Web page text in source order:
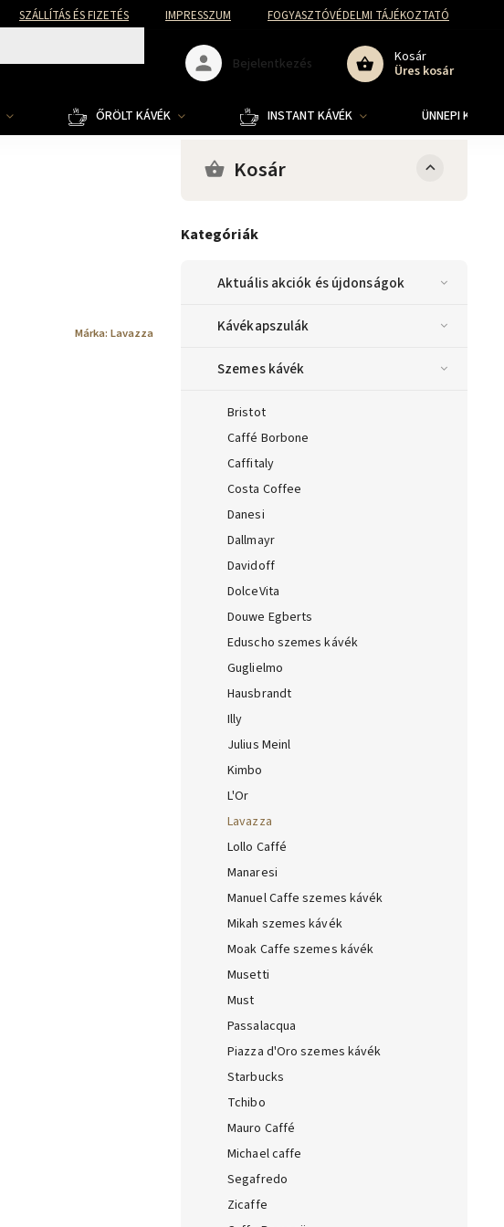
SZÁLLÍTÁS ÉS FIZETÉS IMPRESSZUM FOGYASZTÓVÉDELMI TÁJÉKOZTATÓ
Kosár
Üres kosár
Bejelentkezés
ŐRÖLT KÁVÉK INSTANT KÁVÉK ÜNNEPI
Kosár
Kategóriák
Aktuális akciók és újdonságok
Kávékapszulák
Szemes kávék
Bristot
Caffé Borbone
Caffitaly
Costa Coffee
Danesi
Dallmayr
Davidoff
DolceVita
Douwe Egberts
Eduscho szemes kávék
Guglielmo
Hausbrandt
Illy
Julius Meinl
Kimbo
L'Or
Lavazza
Lollo Caffé
Manaresi
Manuel Caffe szemes kávék
Mikah szemes kávék
Moak Caffe szemes kávék
Musetti
Must
Passalacqua
Piazza d'Oro szemes kávék
Starbucks
Tchibo
Mauro Caffé
Michael caffe
Segafredo
Zicaffe
Márka: Lavazza